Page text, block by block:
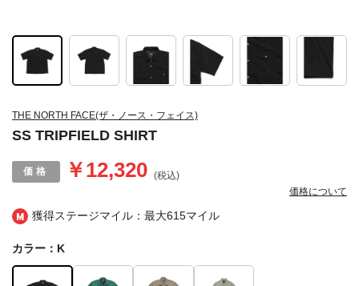
獲得ステージマイル：最大615マイル
THE NORTH FACE(ザ・ノース・フェイス)
SS TRIPFIELD SHIRT
￥12,320 (税込)
価格について
カラー：K